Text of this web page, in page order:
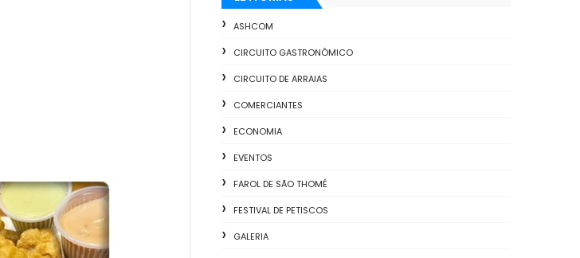
ASHCOM
CIRCUITO GASTRONÔMICO
CIRCUITO DE ARRAIAS
COMERCIANTES
ECONOMIA
EVENTOS
FAROL DE SÃO THOMÉ
FESTIVAL DE PETISCOS
GALERIA